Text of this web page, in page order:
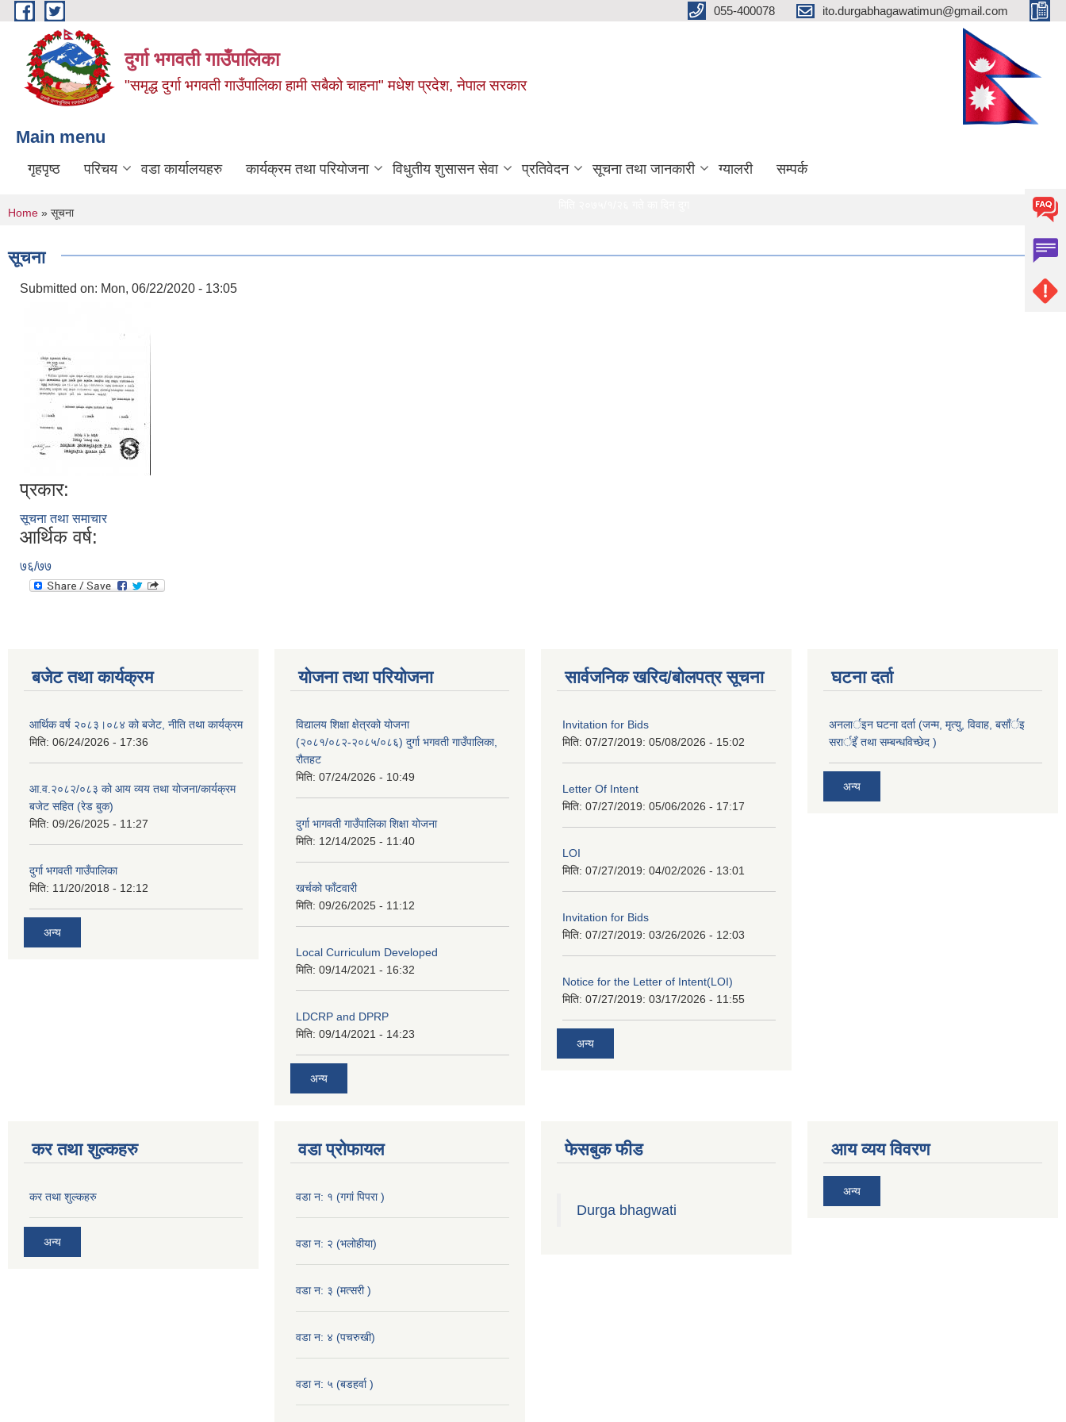
Skip to main content 055-400078 ito.durgabhagawatimun@gmail.com
दुर्गा भगवती गाउँपालिका
"समृद्ध दुर्गा भगवती गाउँपालिका हामी सबैको चाहना" मधेश प्रदेश, नेपाल सरकार
Main menu
गृहपृष्ठ परिचय वडा कार्यालयहरु कार्यक्रम तथा परियोजना विधुतीय शुसासन सेवा प्रतिवेदन सूचना तथा जानकारी ग्यालरी सम्पर्क
मिति २०७५/१/२६ गते का दिन दुर्गा भगवती गाउँ पालिका जिल्लाको प्रथम खुल्ला दिशा मुक्त गाउँ पालिका घोषणा हुन सफल भएकोमा सम्पूर्ण
You are here
Home » सूचना
सूचना
Submitted on: Mon, 06/22/2020 - 13:05
प्रकार:
सूचना तथा समाचार
आर्थिक वर्ष:
७६/७७
बजेट तथा कार्यक्रम
आर्थिक वर्ष २०८३।०८४ को बजेट, नीति तथा कार्यक्रम
मिति: 06/24/2026 - 17:36
आ.व.२०८२/०८३ को आय व्यय तथा योजना/कार्यक्रम
बजेट सहित (रेड बुक)
मिति: 09/26/2025 - 11:27
दुर्गा भगवती गाउँपालिका
मिति: 11/20/2018 - 12:12
अन्य
योजना तथा परियोजना
विद्यालय शिक्षा क्षेत्रको योजना
(२०८१/०८२-२०८५/०८६) दुर्गा भगवती गाउँपालिका,
रौतहट
मिति: 07/24/2026 - 10:49
दुर्गा भागवती गाउँपालिका शिक्षा योजना
मिति: 12/14/2025 - 11:40
खर्चको फाँटवारी
मिति: 09/26/2025 - 11:12
Local Curriculum Developed
मिति: 09/14/2021 - 16:32
LDCRP and DPRP
मिति: 09/14/2021 - 14:23
अन्य
सार्वजनिक खरिद/बोलपत्र सूचना
Invitation for Bids
मिति: 07/27/2019: 05/08/2026 - 15:02
Letter Of Intent
मिति: 07/27/2019: 05/06/2026 - 17:17
LOI
मिति: 07/27/2019: 04/02/2026 - 13:01
Invitation for Bids
मिति: 07/27/2019: 03/26/2026 - 12:03
Notice for the Letter of Intent(LOI)
मिति: 07/27/2019: 03/17/2026 - 11:55
अन्य
घटना दर्ता
अनलार्इन घटना दर्ता (जन्म, मृत्यु, विवाह, बसाँर्इ
सरार्इँ तथा सम्बन्धविच्छेद )
अन्य
कर तथा शुल्कहरु
कर तथा शुल्कहरु
अन्य
वडा प्रोफायल
वडा न: १ (गगां पिपरा )
वडा न: २ (भलोहीया)
वडा न: ३ (मत्सरी )
वडा न: ४ (पचरुखी)
वडा न: ५ (बडहर्वा )
फेसबुक फीड
Durga bhagwati
आय व्यय विवरण
अन्य